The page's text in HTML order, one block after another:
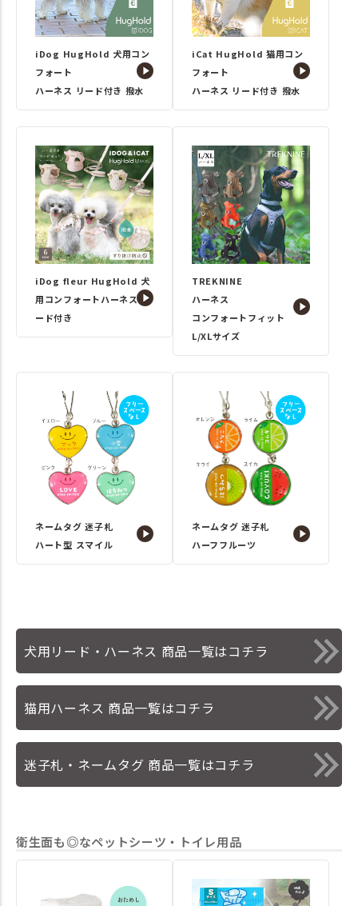
iDog HugHold 犬用コン
フォート
ハーネス リード付き 撥水
iCat HugHold 猫用コン
フォート
ハーネス リード付き 撥水
iDog fleur HugHold 犬
用コンフォートハーネス リ
ード付き
TREKNINE
ハーネス
コンフォートフィット
L/XLサイズ
ネームタグ 迷子札
ハート型 スマイル
ネームタグ 迷子札
ハーフフルーツ
犬用リード・ハーネス 商品一覧はコチラ
猫用ハーネス 商品一覧はコチラ
迷子札・ネームタグ 商品一覧はコチラ
衛生面も◎なペットシーツ・トイレ用品